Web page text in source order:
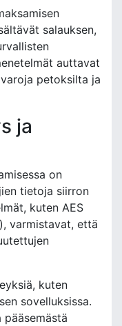
salauksen,
auttavat
petoksilta ja
ja
on
tietoja siirron
kuten AES
varmistavat, että
kuten
sovelluksissa.
pääsemästä